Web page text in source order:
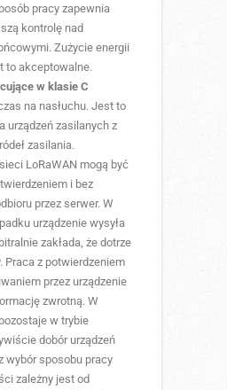
pracy zapewnia
kontrolę nad
Zużycie energii
to akceptowalne.
w klasie C
na nasłuchu. Jest to
urządzeń zasilanych z
zasilania.
LoRaWAN mogą być
i bez
przez serwer. W
urządzenie wysyła
zakłada, że dotrze
Praca z potwierdzeniem
przez urządzenie
zwrotną. W
w trybie
dobór urządzeń
wybór sposobu pracy
zależny jest od